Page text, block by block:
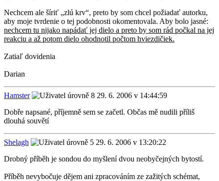
Nechcem ale šíriť „zlú krv“, preto by som chcel požiadať autorku,
aby moje tvrdenie o tej podobnosti okomentovala. Aby bolo jasné:
nechcem tu nijako napádať jej dielo a preto by som rád počkal na jej
reakciu a až potom dielo ohodnotil počtom hviezdičiek.
Zatiaľ dovidenia
Darian
Hamster
29. 6. 2006 v 14:44:59
Dobře napsané, příjemně sem se začetl. Občas mě nudili příliš
dlouhá souvětí
Shelagh
29. 6. 2006 v 13:20:22
Drobný příběh je sondou do myšlení dvou neobyčejných bytostí.
Příběh nevybočuje dějem ani zpracováním ze zažitých schémat,